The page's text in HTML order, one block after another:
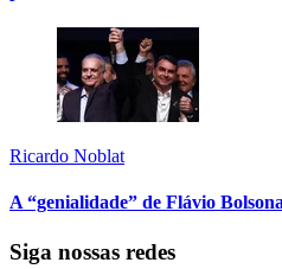
Ricardo Noblat
A “genialidade” de Flávio
Siga nossas redes